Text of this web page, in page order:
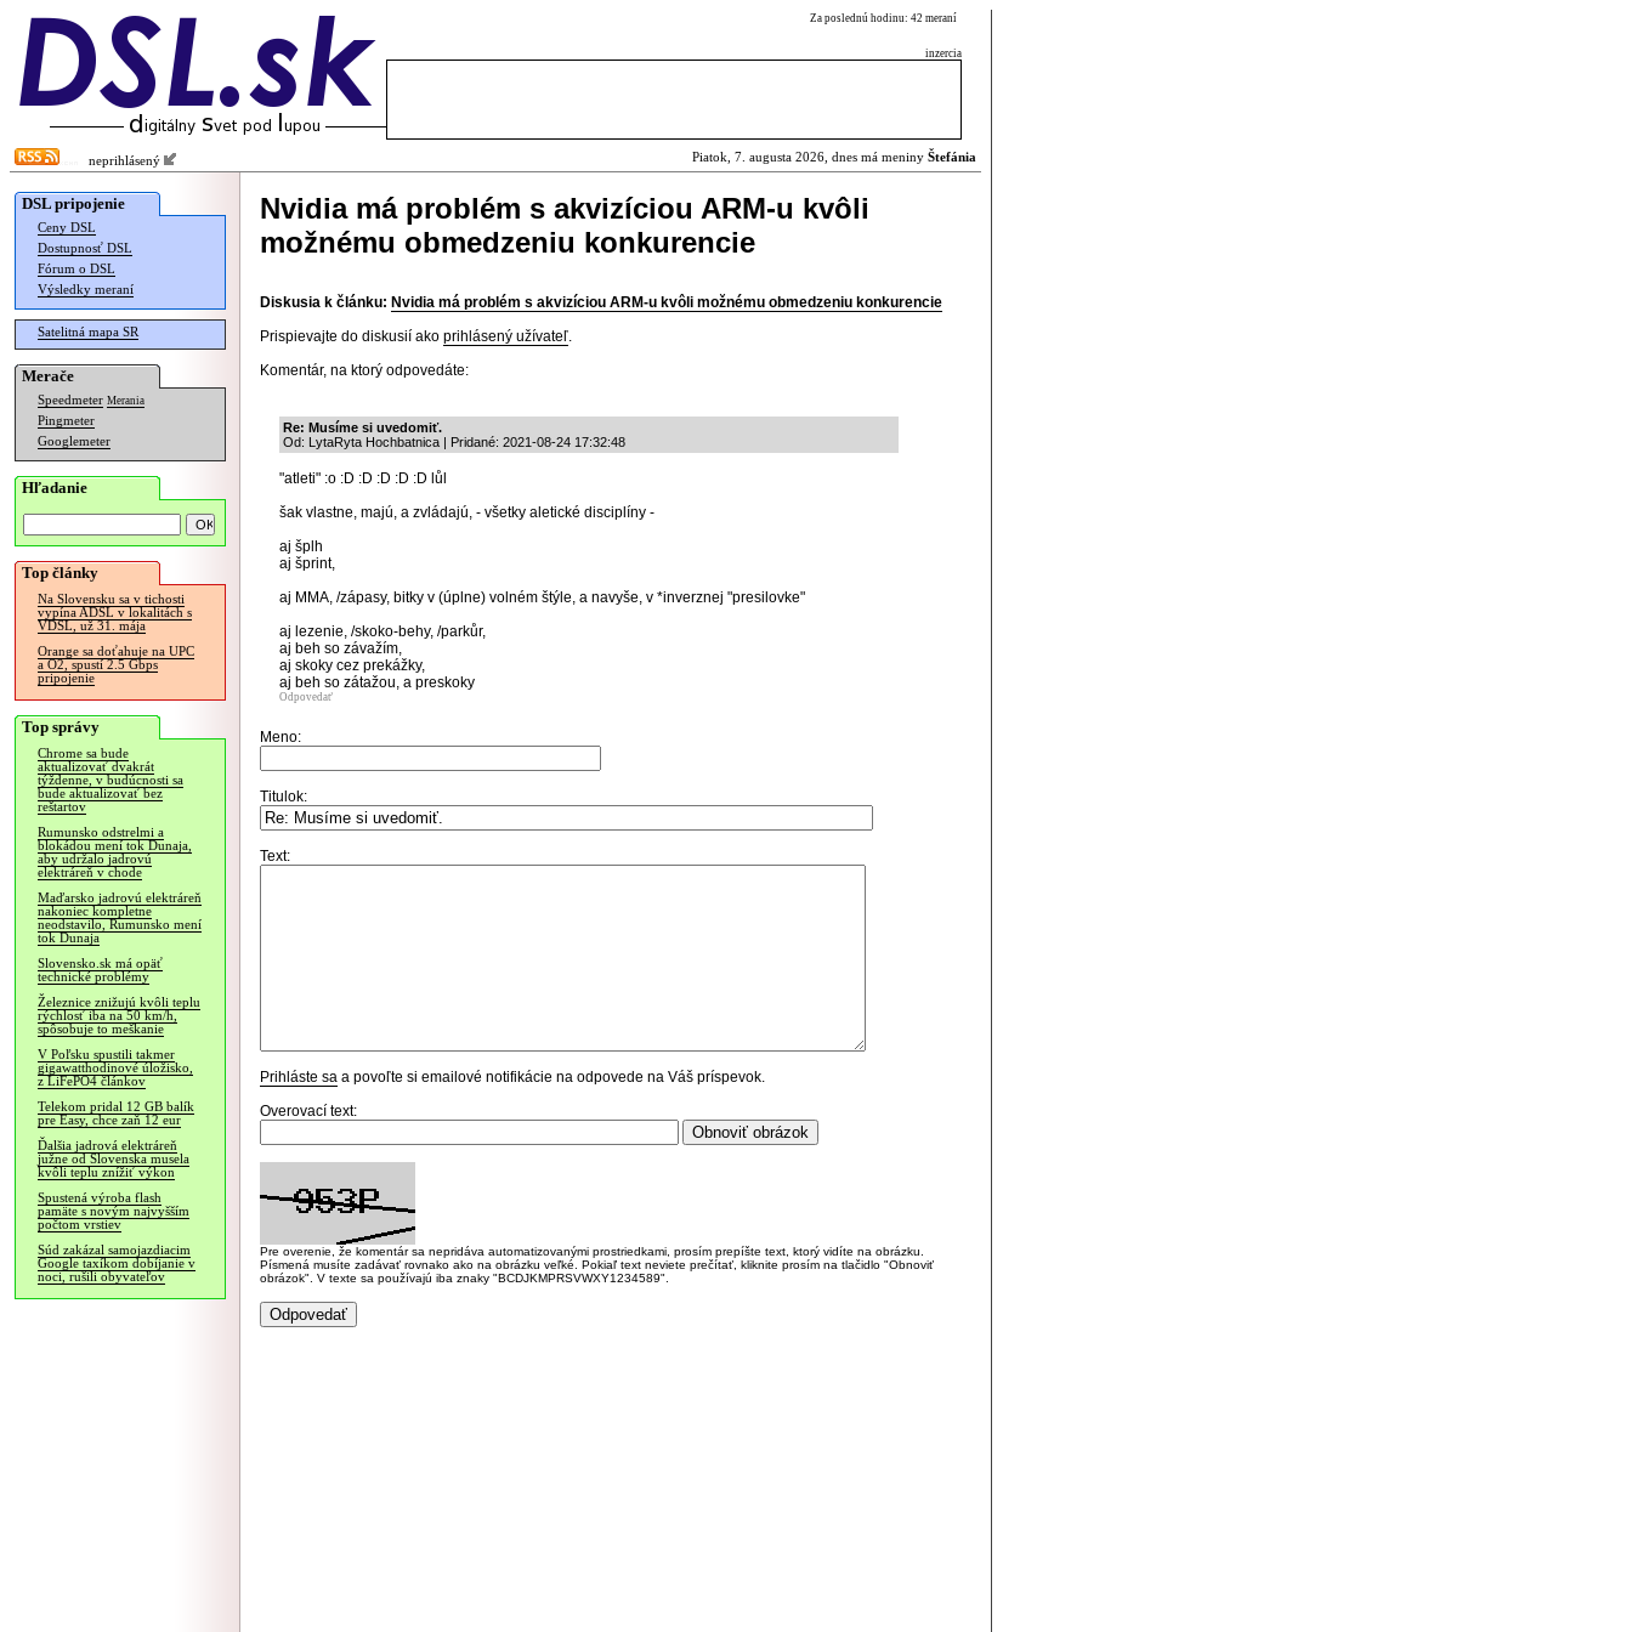
Za poslednú hodinu: 42 meraní
inzercia
neprihlásený Piatok, 7. augusta 2026, dnes má meniny Štefánia
DSL pripojenie
Ceny DSL
Dostupnosť DSL
Fórum o DSL
Výsledky meraní
Satelitná mapa SR
Merače
Speedmeter Merania
Pingmeter
Googlemeter
Hľadanie
Top články
Na Slovensku sa v tichosti
vypína ADSL v lokalitách s
VDSL, už 31. mája
Orange sa doťahuje na UPC
a O2, spustí 2.5 Gbps
pripojenie
Top správy
Chrome sa bude
aktualizovať dvakrát
týždenne, v budúcnosti sa
bude aktualizovať bez
reštartov
Rumunsko odstrelmi a
blokádou mení tok Dunaja,
aby udržalo jadrovú
elektráreň v chode
Maďarsko jadrovú elektráreň
nakoniec kompletne
neodstavilo, Rumunsko mení
tok Dunaja
Slovensko.sk má opäť
technické problémy
Železnice znižujú kvôli teplu
rýchlosť iba na 50 km/h,
spôsobuje to meškanie
V Poľsku spustili takmer
gigawatthodinové úložisko,
z LiFePO4 článkov
Telekom pridal 12 GB balík
pre Easy, chce zaň 12 eur
Ďalšia jadrová elektráreň
južne od Slovenska musela
kvôli teplu znížiť výkon
Spustená výroba flash
pamäte s novým najvyšším
počtom vrstiev
Súd zakázal samojazdiacim
Google taxíkom dobíjanie v
noci, rušili obyvateľov
Nvidia má problém s akvizíciou ARM-u kvôli
možnému obmedzeniu konkurencie
Diskusia k článku: Nvidia má problém s akvizíciou ARM-u kvôli možnému obmedzeniu konkurencie
Prispievajte do diskusií ako prihlásený užívateľ.
Komentár, na ktorý odpovedáte:
Re: Musíme si uvedomiť.
Od: LytaRyta Hochbatnica | Pridané: 2021-08-24 17:32:48
"atleti" :o :D :D :D :D :D lůl
šak vlastne, majú, a zvládajú, - všetky aletické disciplíny -
aj šplh
aj šprint,
aj MMA, /zápasy, bitky v (úplne) volném štýle, a navyše, v *inverznej "presilovke"
aj lezenie, /skoko-behy, /parkůr,
aj beh so závažím,
aj skoky cez prekážky,
aj beh so zátažou, a preskoky
Odpovedať
Meno:
Titulok:
Text:
Prihláste sa a povoľte si emailové notifikácie na odpovede na Váš príspevok.
Overovací text:
Pre overenie, že komentár sa nepridáva automatizovanými prostriedkami, prosím prepíšte text, ktorý vidíte na obrázku.
Písmená musíte zadávať rovnako ako na obrázku veľké. Pokiaľ text neviete prečítať, kliknite prosím na tlačidlo "Obnoviť
obrázok". V texte sa používajú iba znaky "BCDJKMPRSVWXY1234589".